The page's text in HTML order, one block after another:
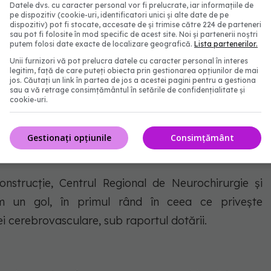
sub raportul investigațiilor, al intervențiilor
aliniem la ceea ce reprezintă standardele
pentru care și atât de mulți invitați străini au
și Patologie
de top prin PNRR.
Centrul Regional de Neurochirurgie și
un gol, în primul rând în ceea ce privește
cerebrovasculare, sub raportul dotării.
Datele dvs. cu caracter personal vor fi prelucrate, iar informațiile de
pe dispozitiv (cookie-uri, identificatori unici și alte date de pe
dispozitiv) pot fi stocate, accesate de și trimise către 224 de parteneri
sau pot fi folosite în mod specific de acest site. Noi și partenerii noștri
putem folosi date exacte de localizare geografică. Lista partenerilor.
Unii furnizori vă pot prelucra datele cu caracter personal în interes
legitim, față de care puteți obiecta prin gestionarea opțiunilor de mai
jos. Căutați un link în partea de jos a acestei pagini pentru a gestiona
sau a vă retrage consimțământul în setările de confidențialitate și
cookie-uri.
Consimțământ
Gestionați opțiunile